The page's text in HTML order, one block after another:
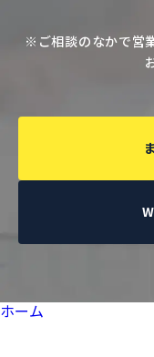
※ご相談のなかで営
ホーム